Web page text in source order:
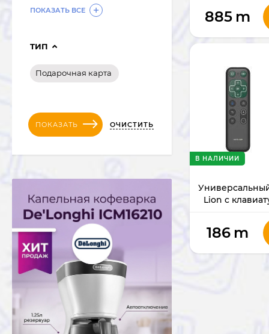
885 m
Lion с
В НАЛИЧИИ
186 m
ПОКАЗАТЬ ВСЕ
TИП
Подарочная карта
ПОКАЗАТЬ ОЧИСТИТЬ